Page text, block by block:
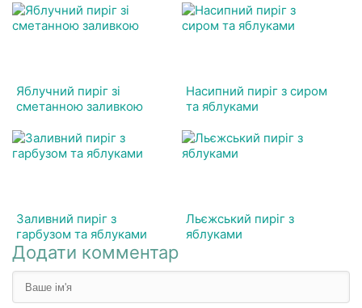
Яблучний пиріг зі
сметанною заливкою
Насипний пиріг з сиром
та яблуками
Заливний пиріг з
гарбузом та яблуками
Льєжський пиріг з
яблуками
Додати комментар